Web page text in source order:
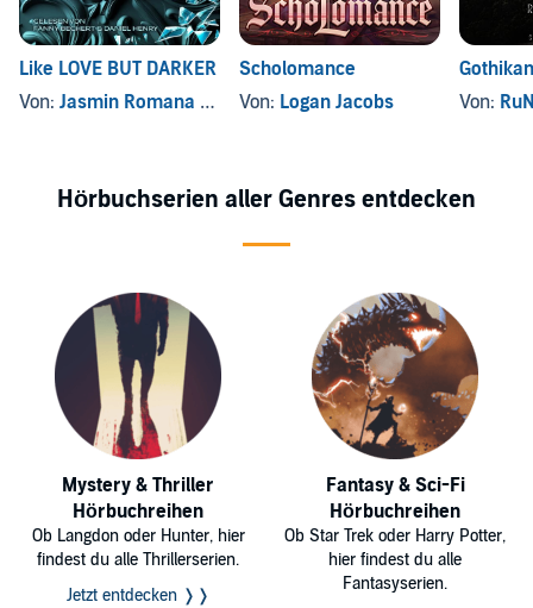
Like LOVE BUT DARKER
Von: Jasmin Romana Welsch
Scholomance
Von: Logan Jacobs
Von:
Hörbuchserien aller Genres entdecken
Mystery & Thriller
Hörbuchreihen
Ob Langdon oder Hunter, hier
findest du alle Thrillerserien.
Jetzt entdecken ❭❭
Fantasy & Sci-Fi
Hörbuchreihen
Ob Star Trek oder Harry Potter,
hier findest du alle
Fantasyserien.